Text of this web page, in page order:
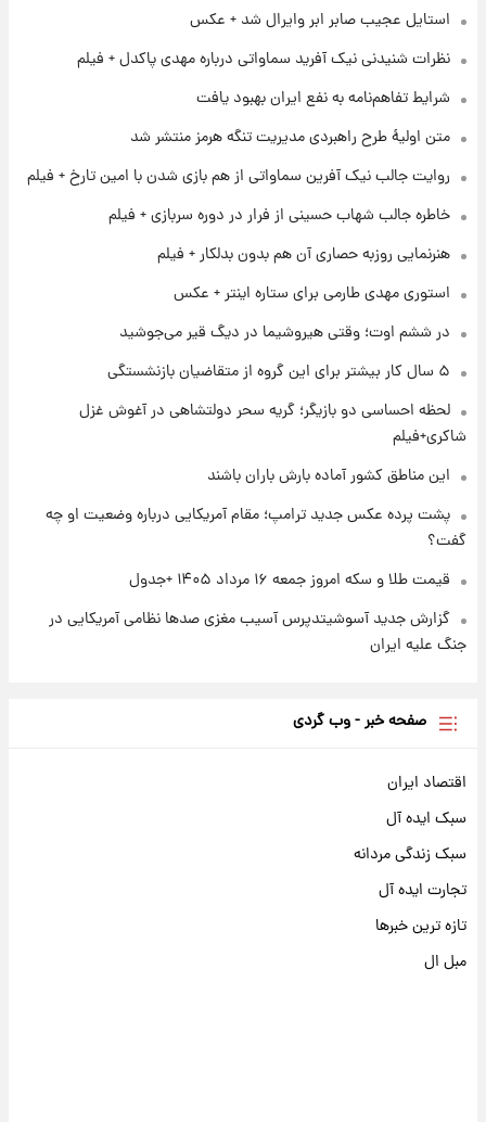
۱ روز پیش
امروز پنجشنبه ۱۵ مرداد ۱۴۰۵ +جدول
قیمت طلا و سکه امروز پنجشنبه ۱۵ مرداد ۱۴۰۵
۱ روز پیش
شارژ جدید کالابرگ برای سه دهک؛ جزئیات اعلام
شد
شرایط تازه فروش اقساطی سایپا اعلام شد؛
شاهین، کوییک، اطلس، سهند و ساینا با اقساط
۱ روز پیش
قیمت سکه و طلا فردا
استایل عجیب صابر ابر وایرال شد + عکس
نظرات شنیدنی نیک آفرید سماواتی درباره مهدی پاکدل + فیلم
شرایط تفاهم‌نامه به نفع ایران بهبود یافت
متن اولیۀ طرح راهبردی مدیریت تنگه هرمز منتشر شد
روایت جالب نیک آفرین سماواتی از هم بازی شدن با امین تارخ + فیلم
خاطره جالب شهاب حسینی از فرار در دوره سربازی + فیلم
هنرنمایی روزبه حصاری آن هم بدون بدلکار + فیلم
استوری مهدی طارمی برای ستاره اینتر + عکس
در ششم اوت؛ وقتی هیروشیما در دیگ قیر می‌جوشید
۵ سال کار بیشتر برای این گروه از متقاضیان بازنشستگی
لحظه احساسی دو بازیگر؛ گریه سحر دولتشاهی در آغوش غزل
شاکری+فیلم
این مناطق کشور آماده بارش باران باشند
پشت پرده عکس جدید ترامپ؛ مقام آمریکایی درباره وضعیت او چه
گفت؟
قیمت طلا و سکه امروز جمعه ۱۶ مرداد ۱۴۰۵ +جدول
گزارش جدید آسوشیتدپرس آسیب مغزی صدها نظامی آمریکایی در
جنگ علیه ایران
صفحه خبر - وب گردی
اقتصاد ایران
سبک ایده آل
سبک زندگی مردانه
تجارت ایده آل
تازه ترین خبرها
مبل ال